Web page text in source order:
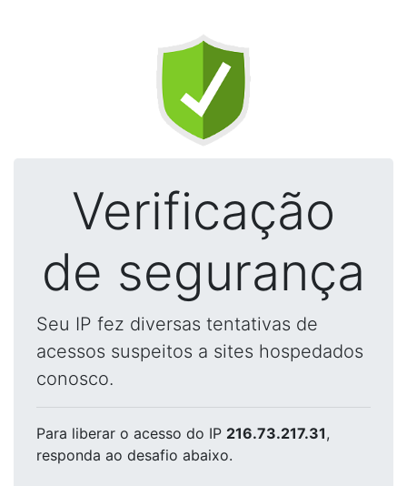
Verificação
de segurança
Seu IP fez diversas tentativas de
acessos suspeitos a sites hospedados
conosco.
Para liberar o acesso do IP 216.73.217.31,
responda ao desafio abaixo.